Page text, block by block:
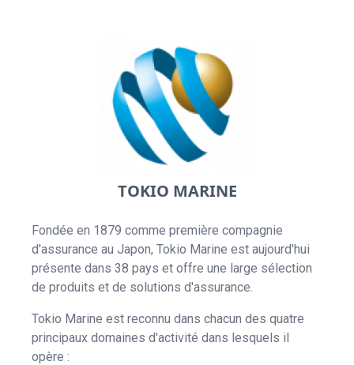
TOKIO MARINE
Fondée en 1879 comme première compagnie
d'assurance au Japon, Tokio Marine est aujourd'hui
présente dans 38 pays et offre une large sélection
de produits et de solutions d'assurance.
Tokio Marine est reconnu dans chacun des quatre
principaux domaines d'activité dans lesquels il
opère :